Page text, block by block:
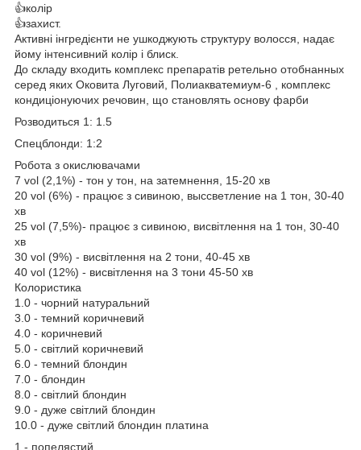
👍колір
👍захист.
Активні інгредієнти не ушкоджують структуру волосся, надає
йому інтенсивний колір і блиск.
До складу входить комплекс препаратів ретельно отобнанных
серед яких Оковита Луговий, Полиакватемиум-6 , комплекс
кондиціонуючих речовин, що становлять основу фарби
Розводиться 1: 1.5
Спецблонди: 1:2
Робота з окислювачами
7 vol (2,1%) - тон у тон, на затемнення, 15-20 хв
20 vol (6%) - працює з сивиною, выссветление на 1 тон, 30-40
хв
25 vol (7,5%)- працює з сивиною, висвітлення на 1 тон, 30-40
хв
30 vol (9%) - висвітлення на 2 тони, 40-45 хв
40 vol (12%) - висвітлення на 3 тони 45-50 хв
Колористика
1.0 - чорний натуральний
3.0 - темний коричневий
4.0 - коричневий
5.0 - світлий коричневий
6.0 - темний блондин
7.0 - блондин
8.0 - світлий блондин
9.0 - дуже світлий блондин
10.0 - дуже світлий блондин платина
1 - попелястий